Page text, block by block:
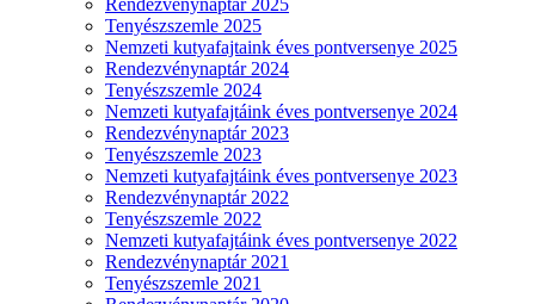
Rendezvénynaptár 2025
Tenyészszemle 2025
Nemzeti kutyafajtaink éves pontversenye 2025
Rendezvénynaptár 2024
Tenyészszemle 2024
Nemzeti kutyafajtáink éves pontversenye 2024
Rendezvénynaptár 2023
Tenyészszemle 2023
Nemzeti kutyafajtáink éves pontversenye 2023
Rendezvénynaptár 2022
Tenyészszemle 2022
Nemzeti kutyafajtáink éves pontversenye 2022
Rendezvénynaptár 2021
Tenyészszemle 2021